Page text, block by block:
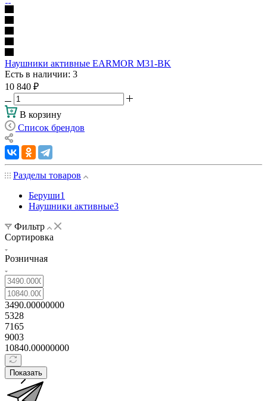
Наушники активные EARMOR M31-BK
Есть в наличии: 3
10 840 ₽
В корзину
Список брендов
Разделы товаров
Беруши1
Наушники активные3
Фильтр
Сортировка
Розничная
3490.00000000
5328
7165
9003
10840.00000000
Показать